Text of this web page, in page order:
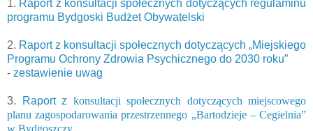
1. Raport z konsultacji społecznych dotyczących regulaminu
programu Bydgoski Budżet Obywatelski
2. Raport z konsultacji społecznych dotyczących „Miejskiego
Programu Ochrony Zdrowia Psychicznego do 2030 roku”
- zestawienie uwag
3. Raport z konsultacji społecznych dotyczących miejscowego
planu zagospodarowania przestrzennego „Bartodzieje – Cegielnia”
w Bydgoszczy